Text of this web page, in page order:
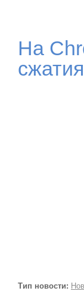
На
Тип новости: